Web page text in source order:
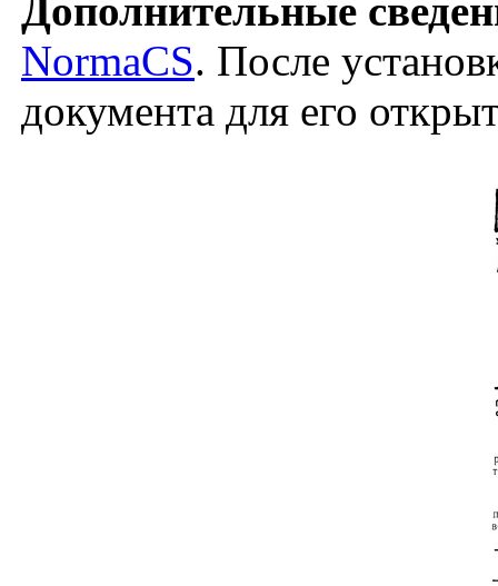
Дополнительные
NormaCS. После
документа для его